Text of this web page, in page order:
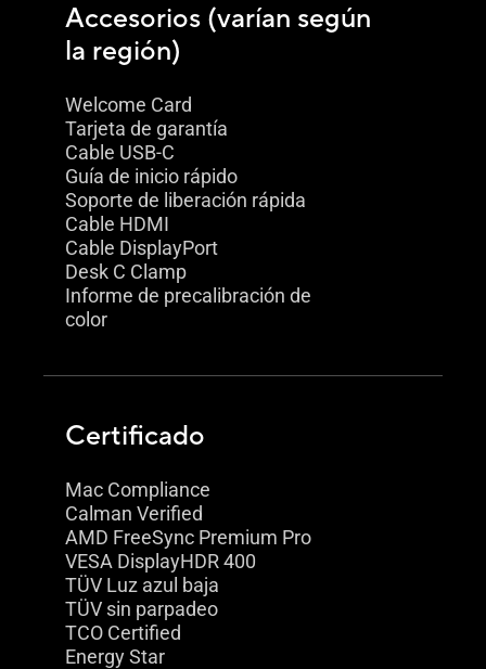
Accesorios (varían según
la región)
Welcome Card
Tarjeta de garantía
Cable USB-C
Guía de inicio rápido
Soporte de liberación rápida
Cable HDMI
Cable DisplayPort
Desk C Clamp
Informe de precalibración de
color
Certificado
Mac Compliance
Calman Verified
AMD FreeSync Premium Pro
VESA DisplayHDR 400
TÜV Luz azul baja
TÜV sin parpadeo
TCO Certified
Energy Star